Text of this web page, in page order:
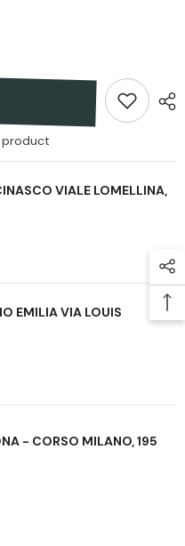
product
VIALE LOMELLINA,
EMILIA VIA LOUIS
- CORSO MILANO, 195